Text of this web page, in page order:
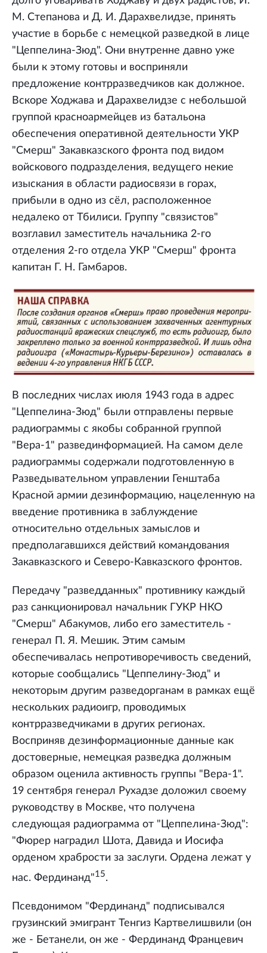
М. Степанова и Д. И. Дарахвелидзе, принять
участие в борьбе с немецкой разведкой в лице
"Цеппелина-Зюд". Они внутренне давно уже
были к этому готовы и восприняли
предложение контрразведчиков как должное.
Вскоре Ходжава и Дарахвелидзе с небольшой
группой красноармейцев из батальона
обеспечения оперативной деятельности УКР
"Смерш" Закавказского фронта под видом
войскового подразделения, ведущего некие
изыскания в области радиосвязи в горах,
прибыли в одно из сёл, расположенное
недалеко от Тбилиси. Группу "связистов"
возглавил заместитель начальника 2-го
отделения 2-го отдела УКР "Смерш" фронта
капитан Г. Н. Гамбаров.
В последних числах июля 1943 года в адрес
"Цеппелина-Зюд" были отправлены первые
радиограммы с якобы собранной группой
"Вера-1" развединформацией. На самом деле
радиограммы содержали подготовленную в
Разведывательном управлении Генштаба
Красной армии дезинформацию, нацеленную на
введение противника в заблуждение
относительно отдельных замыслов и
предполагавшихся действий командования
Закавказского и Северо-Кавказского фронтов.
Передачу "разведданных" противнику каждый
раз санкционировал начальник ГУКР НКО
"Смерш" Абакумов, либо его заместитель -
генерал П. Я. Мешик. Этим самым
обеспечивалась непротиворечивость сведений,
которые сообщались "Цеппелину-Зюд" и
некоторым другим разведорганам в рамках ещё
нескольких радиоигр, проводимых
контрразведчиками в других регионах.
Восприняв дезинформационные данные как
достоверные, немецкая разведка должным
образом оценила активность группы "Вера-1".
19 сентября генерал Рухадзе доложил своему
руководству в Москве, что получена
следующая радиограмма от "Цеппелина-Зюд":
"Фюрер наградил Шота, Давида и Иосифа
орденом храбрости за заслуги. Ордена лежат у
нас. Фердинанд"15.
Псевдонимом "Фердинанд" подписывался
грузинский эмигрант Тенгиз Картвелишвили (он
же - Бетанели, он же - Фердинанд Францевич